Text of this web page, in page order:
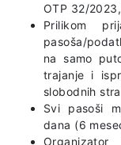
OTP 32/
Prilikom
pasoša/
na samo
trajanje i
slobodnih
Svi pasoši
dana (6
Organizator